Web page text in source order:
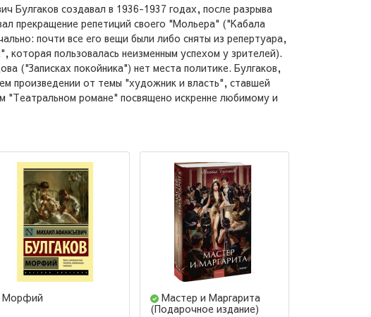
Булгаков создавал в 1936-1937 годах, после разрыва
прекращение репетиций своего "Мольера" ("Кабала
почти все его вещи были либо сняты из репертуара,
пользовалась неизменным успехом у зрителей).
("Записках покойника") нет места политике. Булгаков,
произведении от темы "художник и власть", ставшей
"Театральном романе" посвящено искренне любимому и
Морфий
Мастер и Маргарита
(Подарочное издание)